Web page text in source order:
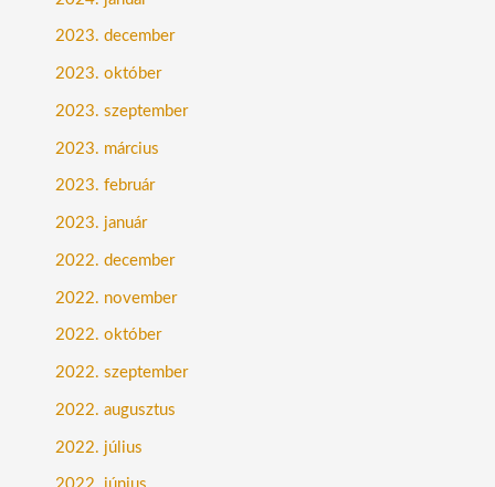
2023. december
2023. október
2023. szeptember
2023. március
2023. február
2023. január
2022. december
2022. november
2022. október
2022. szeptember
2022. augusztus
2022. július